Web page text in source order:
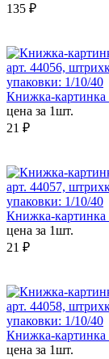
135 ₽
арт. 44056,
упаковки: 1/10/40
Книжка-
цена за 1шт.
21 ₽
арт. 44057,
упаковки: 1/10/40
Книжка-
цена за 1шт.
21 ₽
арт. 44058,
упаковки: 1/10/40
Книжка-
цена за 1шт.